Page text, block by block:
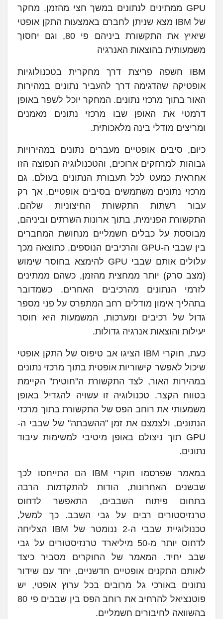
GPU ממתינים לנתונים במשך חצי מהזמן. מחקר
של IBM מצא שניתן לחברם באמצעות התקן אופטי
שיאיץ את התקשורת ביניהם פי 80, וגם יחסוך
משמעותית בהוצאות האנרגיה
IBM חשפה פריצת דרך מחקרית בטכנולוגיות
אופטיקה שהדגימה דרך להעביר נתונים במהירות
האור בתוך מרכזי נתונים. המחקר יוכל לשפר באופן
דרמטי את האופן שבו מרכזי נתונים מאמנים
ומריצים מודלי בינה מלאכותית.
כיום, סיבים אופטיים מעברים נתונים במהירויות
גבוהות למרחקים ארוכים, והטכנולוגיה הנפוצה הזו
אחראית כמעט לכל תעבורת הנתונים בעולם. גם
מרכזי נתונים משתמשים בסיבים אופטיים, אך רק
עבור רשתות התקשורת החיצוניות שלהם.
התקשורת הפנימית, בתוך ארונות השרתים וביניהם,
מבוססת על כבלים חשמליים מנחושת המחברים
בין שבבי ה-GPU והרכיבים הנוספים. כתוצאה מכך
עלולים אותם שבבי GPU להימצא בחוסר שימוש
(מצב סרק) יותר ממחצית מהזמן, כשהם ממתינים
לזרמי הנתונים מהרכיבים האחרים. כשמדובר
בתהליך אימון מודלים רחב המתפרס על פני מספר
גדול של רכיבים ומערכות, המשמעות היא חוסר
יעילות והוצאות אנרגיה גדולות.
כעת, חוקרי IBM הציגו אב טיפוס של התקן אופטי
שיכול לאפשר קישוריות אופטית בתוך מרכזי נתונים
במהירות האור, לצד התקשורת ה"חוטית" הקיימת
בטווח הקצר. טכנולוגיה זו עשויה להגדיל באופן
משמעותי את רוחב הפס של התקשורת בתוך מרכזי
הנתונים, ולצמצם את זמן "ההשבתה" של שבבי ה-
GPU תוך ניצולם באופן מיטיבי למשימות עיבוד
נתונים.
במאמר שפרסמו חוקרי IBM הם התייחסו לכך
שבשנים האחרונות, הודות להתקדמות הרבה
בתחום פיתוח השבבים, התאפשר לדחוס
טרנזיסטורים רבים על גבי השבב. כך למשל,
טכנולוגיית שבבי ה-2 ננומטר של IBM הצליחה
לדחוס יותר מ-50 מיליארד טרנזיסטורים על גבי
שבב יחיד. המאמר של החוקרים מסביר כיצד
לאותם התקנים אופטיים חדשניים, יחד עם שידור
נתונים באורכי גל מרובים בכל ערוץ אופטי, יש
פוטנציאל להרחיב את רוחב הפס בין שבבים פי 80
בהשוואה לחיבורים חשמליים.